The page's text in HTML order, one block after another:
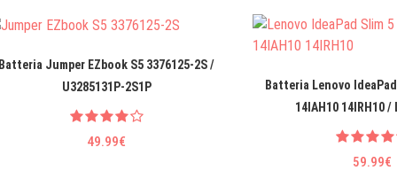
Batteria Jumper EZbook S5 3376125-2S /
U3285131P-2S1P
49.99€
Batteria Lenovo
14IAH10 14IRH10 /
59.99€